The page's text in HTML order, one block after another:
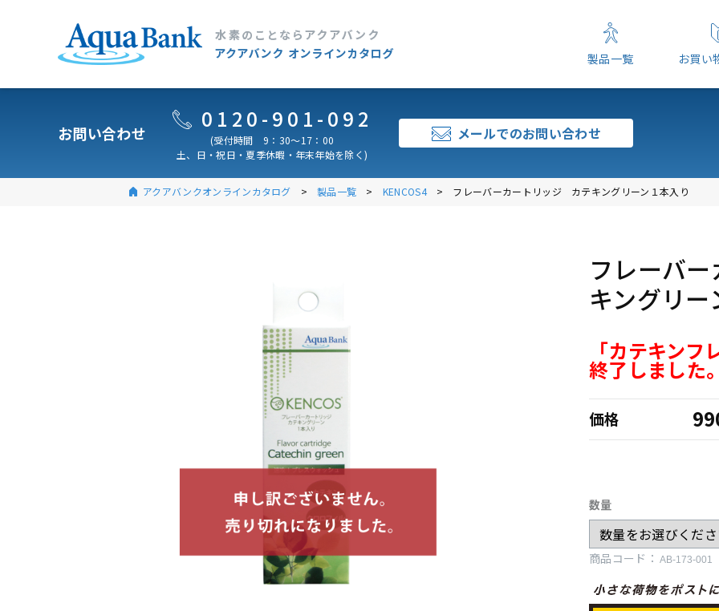
製品一覧 お買い
お問い合わせ
0120-901-092
(受付時間 9：30～17：00
土、日・祝日・夏季休暇・年末年始を除く)
メールでのお問い合わせ
アクアバンクオンラインカタログ 製品一覧 KENCOS4 フレーバーカートリッジ カテキングリーン１本入り
フレーバ
キングリ
「カテキン
終了しました
価格
数量
商品コード：